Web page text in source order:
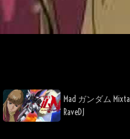
Mad ガンダム
RaveDJ